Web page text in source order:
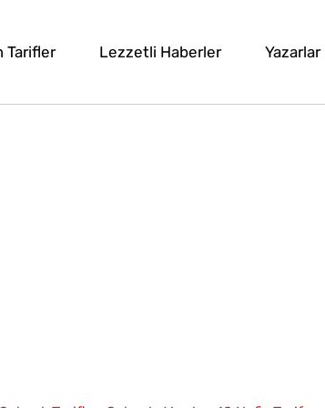
Tarifler Lezzetli Haberler Yazarlar